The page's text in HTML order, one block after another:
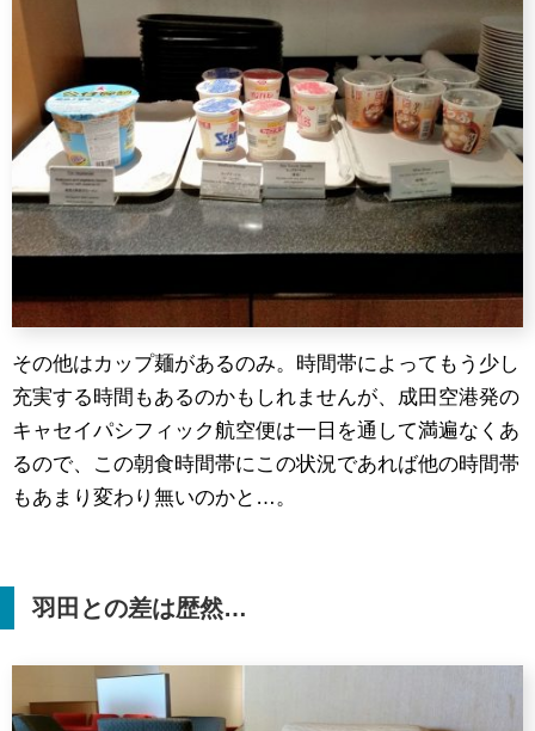
その他はカップ麺があるのみ。時間帯によってもう少し
充実する時間もあるのかもしれませんが、成田空港発の
キャセイパシフィック航空便は一日を通して満遍なくあ
るので、この朝食時間帯にこの状況であれば他の時間帯
もあまり変わり無いのかと…。
羽田との差は歴然…